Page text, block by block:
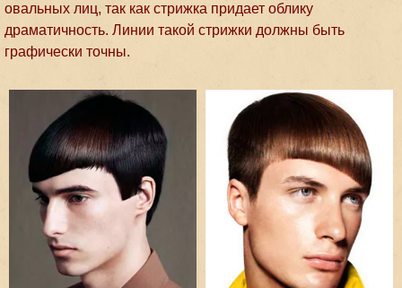
овальных лиц, так как стрижка придает облику
драматичность. Линии такой стрижки должны быть
графически точны.